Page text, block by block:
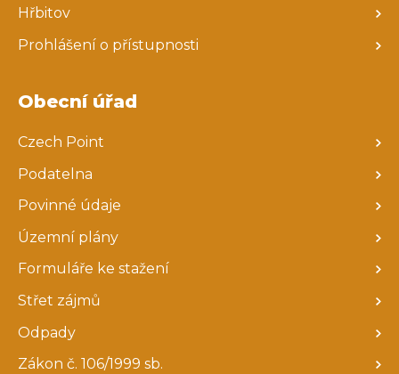
Hřbitov
Prohlášení o přístupnosti
Obecní úřad
Czech Point
Podatelna
Povinné údaje
Územní plány
Formuláře ke stažení
Střet zájmů
Odpady
Zákon č. 106/1999 sb.